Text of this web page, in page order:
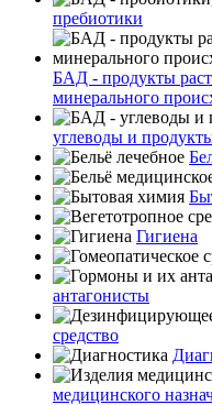
пребиотики
БАД - продукты
минерального
углеводы и
Гигиена
антагонисты
средство
медицинского